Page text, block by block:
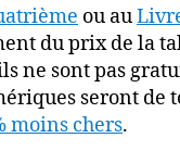
ou au
du prix de la
ne sont pas
seront de
moins chers.